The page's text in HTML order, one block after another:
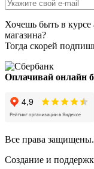
Хочешь быть в
магазина?
Тогда скорей
Оплачивай онлайн
Все права
Создание и